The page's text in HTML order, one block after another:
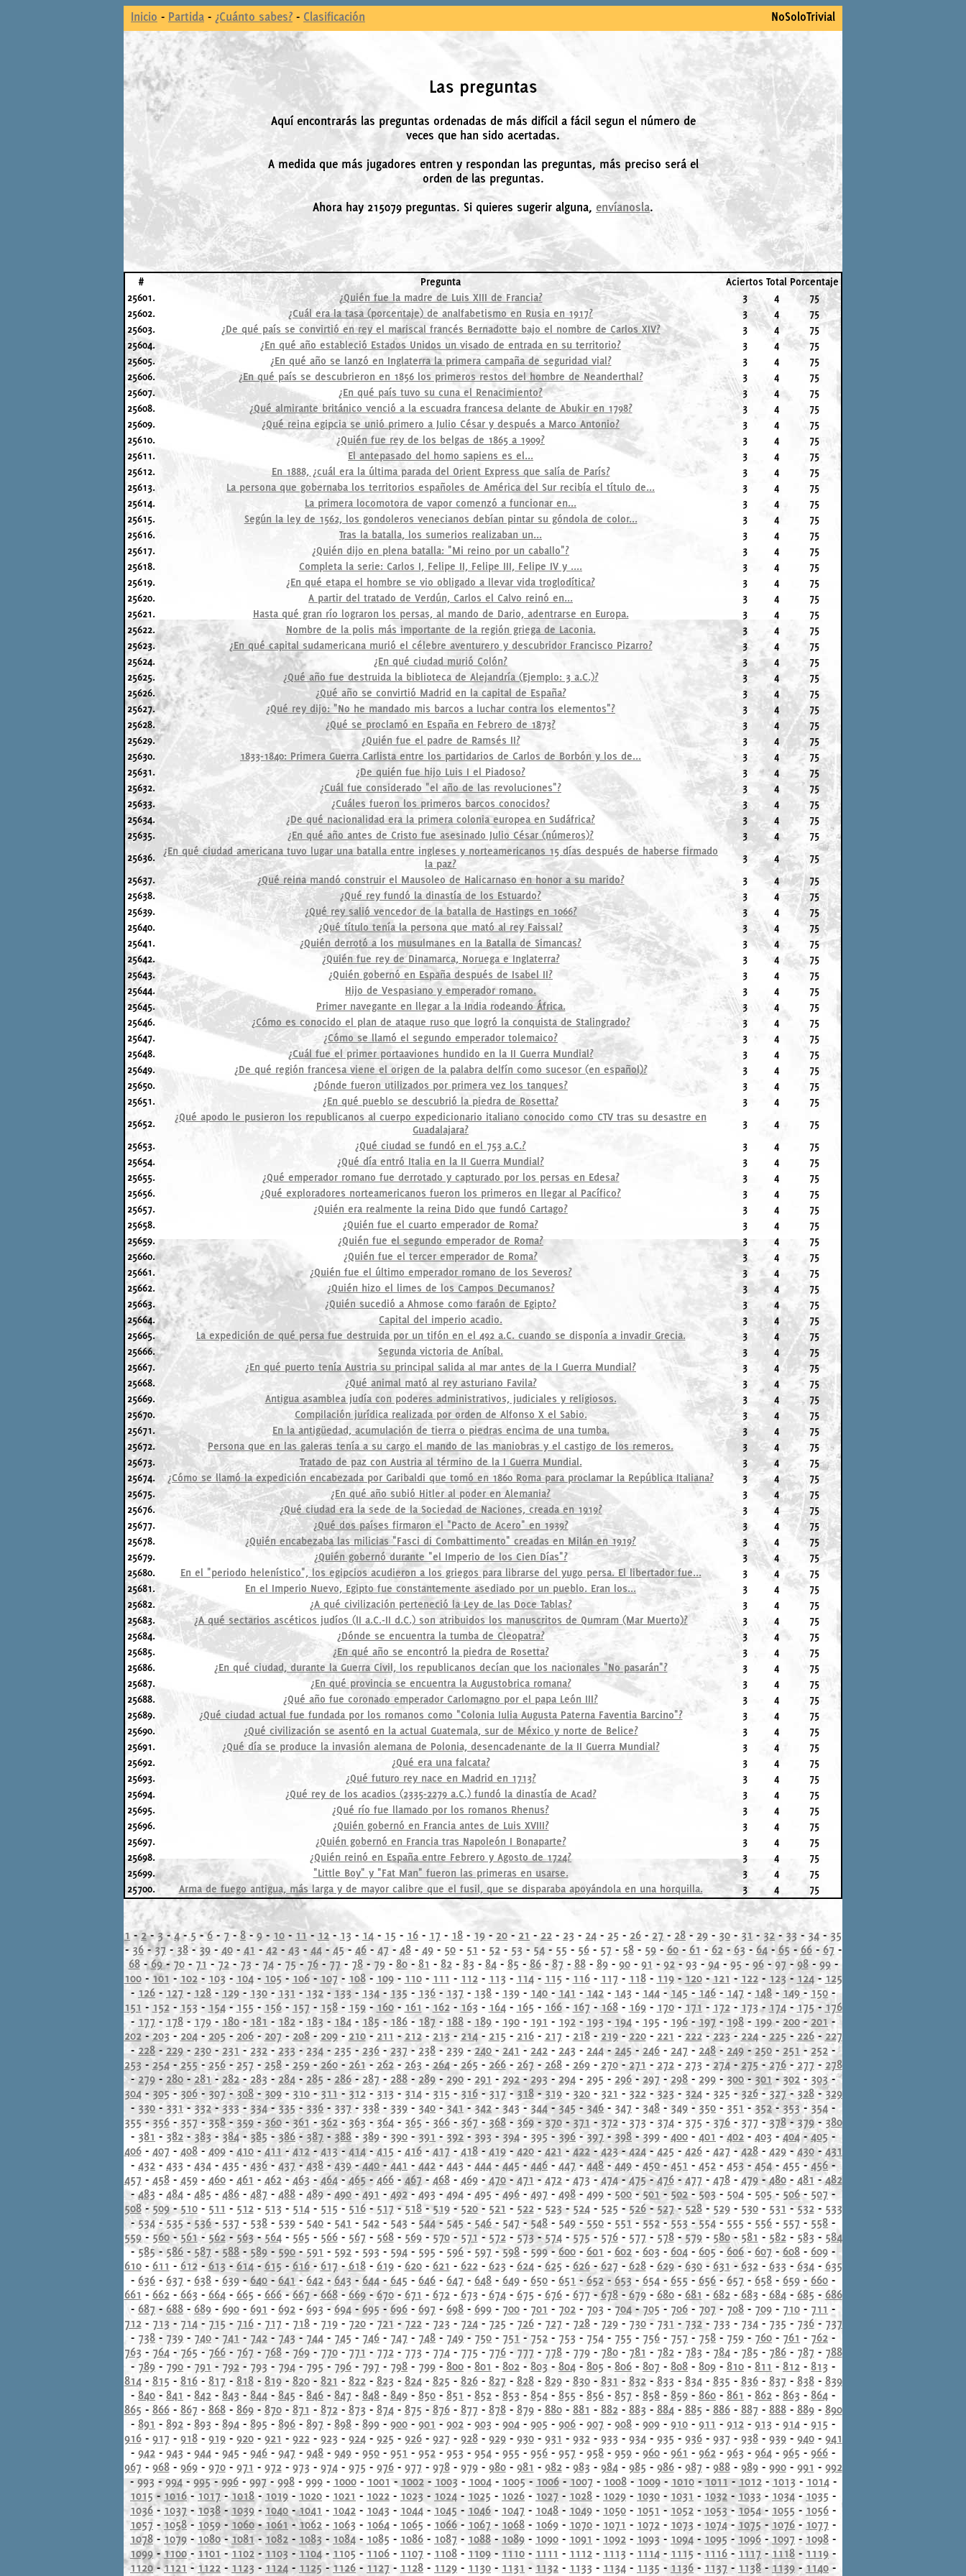
Inicio - Partida - ¿Cuánto sabes? - Clasificación NoSoloTrivial
Las preguntas
Aquí encontrarás las preguntas ordenadas de más difícil a fácil segun el número de
veces que han sido acertadas.
A medida que más jugadores entren y respondan las preguntas, más preciso será el
orden de las preguntas.
Ahora hay 215079 preguntas. Si quieres sugerir alguna, envíanosla.
# Pregunta Aciertos Total Porcentaje
25601.
¿Quién fue la madre de Luis XIII de Francia? 3 4
75
25602.
¿Cuál era la tasa (porcentaje) de analfabetismo en Rusia en 1917? 3 4
75
25603.
¿De qué país se convirtió en rey el mariscal francés Bernadotte bajo el nombre de Carlos XIV? 3 4
75
25604.
¿En qué año estableció Estados Unidos un visado de entrada en su territorio? 3 4
75
25605.
¿En qué año se lanzó en Inglaterra la primera campaña de seguridad vial? 3 4
75
25606.
¿En qué país se descubrieron en 1856 los primeros restos del hombre de Neanderthal? 3 4
75
25607.
¿En qué país tuvo su cuna el Renacimiento? 3 4
75
25608.
¿Qué almirante británico venció a la escuadra francesa delante de Abukir en 1798? 3 4
75
25609.
¿Qué reina egipcia se unió primero a Julio César y después a Marco Antonio? 3 4
75
25610.
¿Quién fue rey de los belgas de 1865 a 1909? 3 4
75
25611.
El antepasado del homo sapiens es el... 3 4
75
25612.
En 1888, ¿cuál era la última parada del Orient Express que salía de París? 3 4
75
25613.
La persona que gobernaba los territorios españoles de América del Sur recibía el título de... 3 4
75
25614.
La primera locomotora de vapor comenzó a funcionar en... 3 4
75
25615.
Según la ley de 1562, los gondoleros venecianos debían pintar su góndola de color... 3 4
75
25616.
Tras la batalla, los sumerios realizaban un... 3 4
75
25617.
¿Quién dijo en plena batalla: "Mi reino por un caballo"? 3 4
75
25618.
Completa la serie: Carlos I, Felipe II, Felipe III, Felipe IV y .... 3 4
75
25619.
¿En qué etapa el hombre se vio obligado a llevar vida troglodítica? 3 4
75
25620.
A partir del tratado de Verdún, Carlos el Calvo reinó en... 3 4
75
25621.
Hasta qué gran río lograron los persas, al mando de Dario, adentrarse en Europa. 3 4
75
25622.
Nombre de la polis más importante de la región griega de Laconia. 3 4
75
25623.
¿En qué capital sudamericana murió el célebre aventurero y descubridor Francisco Pizarro? 3 4
75
25624.
¿En qué ciudad murió Colón? 3 4
75
25625.
¿Qué año fue destruida la biblioteca de Alejandría (Ejemplo: 3 a.C.)? 3 4
75
25626.
¿Qué año se convirtió Madrid en la capital de España? 3 4
75
25627.
¿Qué rey dijo: "No he mandado mis barcos a luchar contra los elementos"? 3 4
75
25628.
¿Qué se proclamó en España en Febrero de 1873? 3 4
75
25629.
¿Quién fue el padre de Ramsés II? 3 4
75
25630.
1833-1840: Primera Guerra Carlista entre los partidarios de Carlos de Borbón y los de... 3 4
75
25631.
¿De quién fue hijo Luis I el Piadoso? 3 4
75
25632.
¿Cuál fue considerado "el año de las revoluciones"? 3 4
75
25633.
¿Cuáles fueron los primeros barcos conocidos? 3 4
75
25634.
¿De qué nacionalidad era la primera colonia europea en Sudáfrica? 3 4
75
25635.
¿En qué año antes de Cristo fue asesinado Julio César (números)? 3 4
75
25636.
¿En qué ciudad americana tuvo lugar una batalla entre ingleses y norteamericanos 15 días después de haberse firmado
la paz?
3 4
75
25637.
¿Qué reina mandó construir el Mausoleo de Halicarnaso en honor a su marido? 3 4
75
25638.
¿Qué rey fundó la dinastía de los Estuardo? 3 4
75
25639.
¿Qué rey salió vencedor de la batalla de Hastings en 1066? 3 4
75
25640.
¿Qué título tenía la persona que mató al rey Faissal? 3 4
75
25641.
¿Quién derrotó a los musulmanes en la Batalla de Simancas? 3 4
75
25642.
¿Quién fue rey de Dinamarca, Noruega e Inglaterra? 3 4
75
25643.
¿Quién gobernó en España después de Isabel II? 3 4
75
25644.
Hijo de Vespasiano y emperador romano. 3 4
75
25645.
Primer navegante en llegar a la India rodeando África. 3 4
75
25646.
¿Cómo es conocido el plan de ataque ruso que logró la conquista de Stalingrado? 3 4
75
25647.
¿Cómo se llamó el segundo emperador tolemaico? 3 4
75
25648.
¿Cuál fue el primer portaaviones hundido en la II Guerra Mundial? 3 4
75
25649.
¿De qué región francesa viene el origen de la palabra delfín como sucesor (en español)? 3 4
75
25650.
¿Dónde fueron utilizados por primera vez los tanques? 3 4
75
25651.
¿En qué pueblo se descubrió la piedra de Rosetta? 3 4
75
25652.
¿Qué apodo le pusieron los republicanos al cuerpo expedicionario italiano conocido como CTV tras su desastre en
Guadalajara?
3 4
75
25653.
¿Qué ciudad se fundó en el 753 a.C.? 3 4
75
25654.
¿Qué día entró Italia en la II Guerra Mundial? 3 4
75
25655.
¿Qué emperador romano fue derrotado y capturado por los persas en Edesa? 3 4
75
25656.
¿Qué exploradores norteamericanos fueron los primeros en llegar al Pacífico? 3 4
75
25657.
¿Quién era realmente la reina Dido que fundó Cartago? 3 4
75
25658.
¿Quién fue el cuarto emperador de Roma? 3 4
75
25659.
¿Quién fue el segundo emperador de Roma? 3 4
75
25660.
¿Quién fue el tercer emperador de Roma? 3 4
75
25661.
¿Quién fue el último emperador romano de los Severos? 3 4
75
25662.
¿Quién hizo el limes de los Campos Decumanos? 3 4
75
25663.
¿Quién sucedió a Ahmose como faraón de Egipto? 3 4
75
25664.
Capital del imperio acadio. 3 4
75
25665.
La expedición de qué persa fue destruida por un tifón en el 492 a.C. cuando se disponía a invadir Grecia. 3 4
75
25666.
Segunda victoria de Aníbal. 3 4
75
25667.
¿En qué puerto tenía Austria su principal salida al mar antes de la I Guerra Mundial? 3 4
75
25668.
¿Qué animal mató al rey asturiano Favila? 3 4
75
25669.
Antigua asamblea judía con poderes administrativos, judiciales y religiosos. 3 4
75
25670.
Compilación jurídica realizada por orden de Alfonso X el Sabio. 3 4
75
25671.
En la antigüedad, acumulación de tierra o piedras encima de una tumba. 3 4
75
25672.
Persona que en las galeras tenía a su cargo el mando de las maniobras y el castigo de los remeros. 3 4
75
25673.
Tratado de paz con Austria al término de la I Guerra Mundial. 3 4
75
25674.
¿Cómo se llamó la expedición encabezada por Garibaldi que tomó en 1860 Roma para proclamar la República Italiana? 3 4
75
25675.
¿En qué año subió Hitler al poder en Alemania? 3 4
75
25676.
¿Qué ciudad era la sede de la Sociedad de Naciones, creada en 1919? 3 4
75
25677.
¿Qué dos países firmaron el "Pacto de Acero" en 1939? 3 4
75
25678.
¿Quién encabezaba las milicias "Fasci di Combattimento" creadas en MiIán en 1919? 3 4
75
25679.
¿Quién gobernó durante "el Imperio de los Cien Días"? 3 4
75
25680.
En el "periodo helenístico", los egipcios acudieron a los griegos para librarse del yugo persa. El libertador fue... 3 4
75
25681.
En el Imperio Nuevo, Egipto fue constantemente asediado por un pueblo. Eran los... 3 4
75
25682.
¿A qué civilización perteneció la Ley de las Doce Tablas? 3 4
75
25683.
¿A qué sectarios ascéticos judíos (II a.C.-II d.C.) son atribuidos los manuscritos de Qumram (Mar Muerto)? 3 4
75
25684.
¿Dónde se encuentra la tumba de Cleopatra? 3 4
75
25685.
¿En qué año se encontró la piedra de Rosetta? 3 4
75
25686.
¿En qué ciudad, durante la Guerra Civil, los republicanos decían que los nacionales "No pasarán"? 3 4
75
25687.
¿En qué provincia se encuentra la Augustobrica romana? 3 4
75
25688.
¿Qué año fue coronado emperador Carlomagno por el papa León III? 3 4
75
25689.
¿Qué ciudad actual fue fundada por los romanos como "Colonia Iulia Augusta Paterna Faventia Barcino"? 3 4
75
25690.
¿Qué civilización se asentó en la actual Guatemala, sur de México y norte de Belice? 3 4
75
25691.
¿Qué día se produce la invasión alemana de Polonia, desencadenante de la II Guerra Mundial? 3 4
75
25692.
¿Qué era una falcata? 3 4
75
25693.
¿Qué futuro rey nace en Madrid en 1713? 3 4
75
25694.
¿Qué rey de los acadios (2335-2279 a.C.) fundó la dinastía de Acad? 3 4
75
25695.
¿Qué río fue llamado por los romanos Rhenus? 3 4
75
25696.
¿Quién gobernó en Francia antes de Luis XVIII? 3 4
75
25697.
¿Quién gobernó en Francia tras Napoleón I Bonaparte? 3 4
75
25698.
¿Quién reinó en España entre Febrero y Agosto de 1724? 3 4
75
25699.
"Little Boy" y "Fat Man" fueron las primeras en usarse. 3 4
75
25700.
Arma de fuego antigua, más larga y de mayor calibre que el fusil, que se disparaba apoyándola en una horquilla. 3 4 75
1 -2-3-4- 5 -6 - 7 - 8-9- 10 - 11 - 12- 13 - 14 - 15 - 16 - 17 - 18 - 19 - 20 - 21 - 22 - 23 - 24 - 25 - 26 - 27 - 28 - 29 - 30 - 31 - 32 - 33 - 34 - 35
-36-37- 38- 39- 40- 41 - 42- 43 - 44- 45- 46- 47 - 48- 49- 50- 51 - 52- 53 - 54- 55 - 56- 57 - 58- 59- 60- 61 - 62- 63 -64- 65-66- 67-
68-69- 70- 71 - 72- 73 - 74- 75 - 76- 77 - 78- 79- 80- 81 - 82- 83 - 84- 85 - 86- 87 - 88- 89- 90- 91 - 92-93 -94-95- 96- 97 -98- 99-
100-101 - 102- 103 - 104- 105- 106-107- 108- 109- 110- 111 - 112- 113 - 114- 115 - 116- 117 - 118- 119- 120- 121 - 122- 123- 124- 125
- 126 - 127 - 128 - 129 - 130 - 131 - 132 -133- 134 - 135 - 136 - 137 - 138 - 139 - 140 - 141 - 142 - 143 - 144 - 145 - 146 - 147 - 148 -149 -150 -
151 - 152- 153 - 154- 155 - 156- 157 - 158- 159- 160- 161 - 162- 163 - 164- 165 - 166- 167 - 168- 169- 170- 171- 172- 173- 174-175- 176
- 177- 178 - 179 - 180- 181 - 182 - 183 - 184 - 185 - 186 -187 - 188 - 189 - 190 - 191 - 192 - 193 - 194 - 195 - 196-197 - 198 - 199- 200- 201-
202-203 - 204- 205 - 206- 207 - 208- 209- 210- 211 -212- 213 -214- 215 - 216- 217 - 218- 219-220- 221 - 222-223-224- 225- 226- 227
-228 -229- 230 - 231 - 232 - 233 - 234 - 235 - 236 - 237 -238 -239 -240 - 241 - 242 - 243 - 244-245 - 246 - 247 - 248- 249-250- 251 - 252 -
253 - 254-255-256- 257 - 258- 259- 260- 261 - 262- 263 - 264- 265 - 266- 267 - 268- 269- 270-271 - 272- 273 - 274- 275-276- 277 - 278
-279 - 280 - 281- 282- 283 - 284 - 285 - 286 - 287 - 288 - 289 - 290 - 291 - 292-293 - 294 - 295 - 296- 297 - 298 - 299 - 300-301 - 302 - 303-
304- 305 -306- 307-308-309- 310- 311 - 312- 313 - 314- 315 -316- 317 - 318-319- 320- 321 - 322- 323- 324- 325 - 326-327- 328-329
- 330 - 331-332-333- 334-335 - 336 - 337 - 338 - 339 - 340 - 341 - 342 - 343 -344-345 - 346 - 347 - 348 -349 - 350 - 351 -352-353- 354 -
355 - 356-357 -358-359- 360-361-362- 363 - 364- 365 - 366- 367 -368- 369-370- 371 - 372- 373 - 374- 375 - 376- 377 - 378-379- 380
- 381 - 382-383 - 384- 385-386- 387 - 388 - 389 - 390 - 391 - 392 - 393 - 394 - 395 -396 -397 - 398 - 399 - 400 - 401 - 402 - 403 -404-405-
406- 407 - 408- 409-410- 411 -412- 413- 414-415 - 416- 417 -418- 419- 420- 421 - 422-423-424- 425 - 426- 427 - 428- 429-430-431
- 432 - 433 - 434 - 435 - 436- 437 -438 -439-440 -441 - 442 - 443 - 444 -445 - 446 - 447 -448-449 - 450-451 - 452 - 453 - 454- 455 - 456 -
457 - 458- 459- 460- 461 - 462- 463 -464-465-466- 467 - 468- 469- 470- 471 - 472- 473 - 474- 475-476-477 - 478- 479-480- 481-482
-483 - 484 - 485 - 486 - 487 - 488 - 489- 490 -491 - 492- 493 -494 - 495 - 496 - 497 - 498 - 499 -500-501- 502- 503 - 504 - 505- 506- 507 -
508- 509-510- 511 - 512- 513 - 514- 515 - 516- 517 -518-519- 520- 521 - 522- 523- 524- 525 - 526-527-528- 529- 530- 531 -532- 533
-534-535- 536- 537 - 538 - 539 - 540 - 541 - 542 - 543 - 544-545 - 546 - 547 -548 - 549 - 550 - 551 - 552-553 - 554 - 555 - 556 - 557 - 558 -
559- 560- 561- 562-563- 564- 565 - 566- 567 - 568- 569-570- 571- 572- 573 -574- 575 - 576- 577 - 578-579- 580- 581 - 582- 583 - 584
-585 - 586 -587 -588 - 589 - 590- 591 - 592 - 593 - 594 - 595 - 596 - 597 -598 - 599-600 - 601 - 602 - 603 - 604 - 605- 606- 607 - 608 - 609 -
610- 611 - 612- 613-614-615 - 616- 617- 618- 619- 620- 621 - 622- 623 - 624- 625 - 626- 627 - 628- 629- 630- 631 -632- 633 - 634- 635
- 636 - 637 - 638 - 639- 640 -641 -642 -643 -644- 645 - 646 - 647 - 648 - 649 - 650 - 651 - 652- 653 - 654 - 655 - 656 - 657 - 658 - 659 - 660 -
661 - 662- 663 - 664- 665 - 666- 667 - 668- 669- 670- 671 - 672- 673 - 674- 675 - 676- 677 - 678- 679- 680- 681 - 682- 683 - 684- 685 - 686
- 687 - 688 - 689 - 690 - 691 - 692 - 693 -694 - 695 - 696 - 697 - 698 - 699 - 700 - 701 - 702 - 703 -704 -705 - 706 - 707 - 708 - 709 - 710 - 711 -
712- 713 - 714- 715- 716- 717 - 718- 719- 720- 721 - 722- 723 - 724- 725 - 726- 727 - 728- 729- 730- 731 - 732- 733 - 734- 735 - 736- 737
- 738 - 739 - 740 - 741 - 742 - 743 - 744 - 745 - 746 - 747 - 748 - 749 - 750 - 751 - 752 - 753 - 754 - 755 - 756 - 757 - 758 - 759 - 760 - 761 - 762 -
763 - 764- 765 - 766- 767 - 768- 769- 770- 771 - 772- 773 - 774- 775 - 776- 777 - 778- 779- 780- 781 - 782- 783 - 784- 785 - 786- 787 - 788
- 789 - 790 - 791 - 792 - 793 - 794 - 795 - 796 - 797 - 798 - 799 - 800 - 801 - 802 - 803 - 804 - 805 - 806 - 807 - 808 - 809 - 810 - 811 - 812 - 813 -
814- 815 - 816- 817 - 818- 819- 820- 821 - 822- 823 - 824- 825 - 826- 827 - 828- 829- 830- 831 - 832- 833 - 834- 835 - 836- 837 - 838- 839
- 840 - 841 - 842 - 843 - 844 - 845 - 846 - 847 - 848 - 849 - 850 - 851 - 852 - 853 - 854 - 855 - 856 - 857 - 858 - 859 - 860 - 861 - 862 - 863 - 864 -
865 - 866- 867 - 868- 869- 870- 871 - 872- 873 - 874- 875 - 876- 877 - 878- 879- 880- 881 - 882- 883 - 884- 885 - 886- 887 - 888- 889- 890
- 891 - 892 - 893 - 894 - 895 - 896 - 897 - 898 - 899 - 900 - 901 - 902 - 903 - 904 - 905 - 906 - 907 - 908 - 909 - 910 - 911 - 912 - 913 - 914 - 915 -
916- 917 - 918- 919- 920- 921 - 922- 923 - 924- 925 - 926- 927 - 928- 929- 930- 931 - 932- 933 - 934- 935 - 936- 937 - 938- 939- 940- 941
- 942 - 943 - 944 - 945 - 946 - 947 - 948 - 949 - 950 - 951 - 952 - 953 - 954 - 955 - 956 - 957 - 958 - 959 - 960 - 961 - 962 - 963 - 964 - 965 - 966 -
967 - 968- 969- 970- 971 - 972- 973 - 974- 975 - 976- 977 - 978- 979- 980- 981 - 982- 983 - 984- 985 - 986- 987 - 988- 989- 990- 991 - 992
-993-994- 995-996- 997- 998- 999- 1000- 1001 -1002- 1003 - 1004- 1005 -1006-1007 - 1008- 1009- 1010-1011-1012- 1013- 1014-
1015- 1016-1017 -1018 -1019 - 1020 - 1021 - 1022 - 1023 - 1024 - 1025 - 1026 - 1027 - 1028 - 1029 - 1030 - 1031 - 1032 -1033 - 1034 -1035 -
1036- 1037 - 1038 -1039- 1040 -1041 - 1042 - 1043 - 1044 - 1045 - 1046 - 1047 - 1048 - 1049 - 1050 - 1051 - 1052 - 1053 -1054- 1055 - 1056 -
1057 - 1058- 1059 -1060-1061 -1062 - 1063 - 1064 - 1065 - 1066 - 1067 - 1068 - 1069 - 1070 - 1071 - 1072 - 1073 - 1074-1075 - 1076 - 1077 -
1078 - 1079 - 1080-1081-1082 - 1083 - 1084 - 1085 - 1086 - 1087 - 1088 - 1089 - 1090 - 1091 - 1092 - 1093 - 1094 - 1095 - 1096 - 1097 - 1098 -
1099 -1100 -1101 -1102 - 1103 -1104-1105 - 1106 - 1107 - 1108 - 1109 - 1110 - 1111 - 1112 - 1113 - 1114 - 1115 - 1116 -1117 - 1118 - 1119 -
1120-1121 -1122 - 1123 - 1124 - 1125 - 1126 - 1127 - 1128 - 1129 - 1130 - 1131 - 1132 - 1133 - 1134 - 1135 - 1136 - 1137 - 1138 - 1139 -1140 -